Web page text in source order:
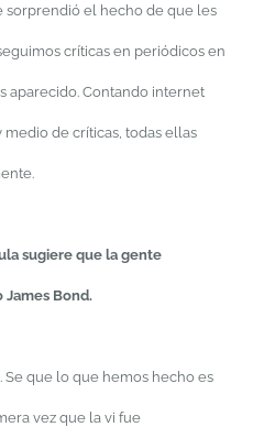
sorprendió el hecho de que les
críticas en periódicos en
aparecido. Contando internet
de críticas, todas ellas
sugiere que la gente
Bond.
que lo que hemos hecho es
vez que la vi fue